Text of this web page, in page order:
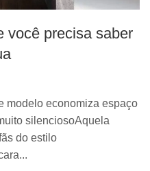
você precisa saber
modelo economiza espaço
silenciosoAquela
do estilo